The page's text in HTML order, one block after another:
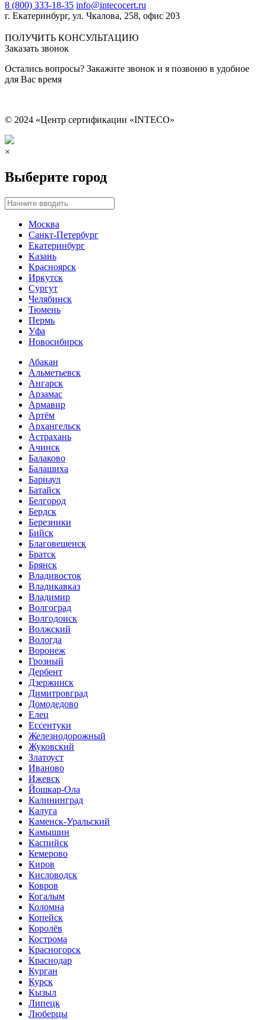
8 (800) 333-18-35 info@intecocert.ru
г. Екатеринбург, ул. Чкалова, 258, офис 203
ПОЛУЧИТЬ КОНСУЛЬТАЦИЮ
Заказать звонок
Остались вопросы? Закажите звонок и я позвоню в удобное
для Вас время
© 2024 «Центр сертификации «INTECO»
×
Выберите город
Москва
Санкт-Петербург
Екатеринбург
Казань
Красноярск
Иркутск
Сургут
Челябинск
Тюмень
Пермь
Уфа
Новосибирск
Абакан
Альметьевск
Ангарск
Арзамас
Армавир
Артём
Архангельск
Астрахань
Ачинск
Балаково
Балашиха
Барнаул
Батайск
Белгород
Бердск
Березники
Бийск
Благовещенск
Братск
Брянск
Владивосток
Владикавказ
Владимир
Волгоград
Волгодонск
Волжский
Вологда
Воронеж
Грозный
Дербент
Дзержинск
Димитровград
Домодедово
Елец
Ессентуки
Железнодорожный
Жуковский
Златоуст
Иваново
Ижевск
Йошкар-Ола
Калининград
Калуга
Каменск-Уральский
Камышин
Каспийск
Кемерово
Киров
Кисловодск
Ковров
Когалым
Коломна
Копейск
Королёв
Кострома
Красногорск
Краснодар
Курган
Курск
Кызыл
Липецк
Люберцы